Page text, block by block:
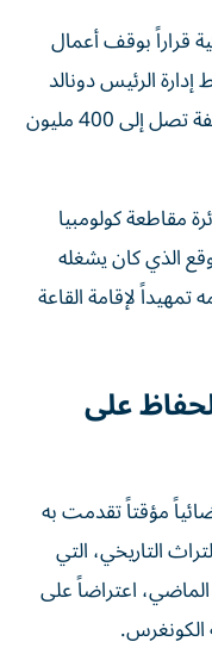
قراراً بوقف أعمال
الرئيس دونالد
ترامب لإنشائها في البيت الأبيض، بكلفة تصل إلى 400 مليون
مقاطعة كولومبيا
الذي كان يشغله
لإقامة القاعة
على
مؤقتاً تقدمت به
التاريخي، التي
اعتراضاً على